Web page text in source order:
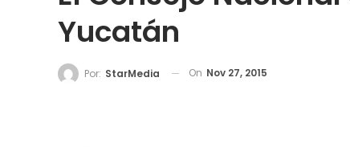
Yucatán
Por: StarMedia On Nov 27, 2015